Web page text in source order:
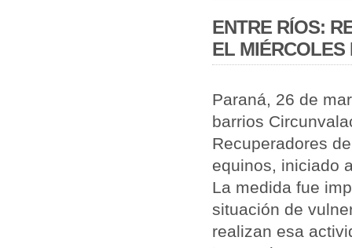
ENTRE RÍOS:
EL MIÉRCOLES
Paraná, 26 de
barrios
Recuperadores
equinos, iniciado
La medida fue
situación de
realizan esa